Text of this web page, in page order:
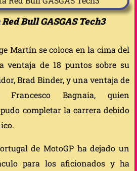
Bull GASGAS Tech3
Martín se coloca en la cima del
ventaja de 18 puntos sobre su
Brad Binder, y una ventaja de
Bagnaia, quien
completar la carrera debido
de MotoGP ha dejado un
para los aficionados y ha